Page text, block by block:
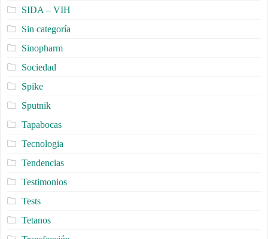
SIDA – VIH
Sin categoría
Sinopharm
Sociedad
Spike
Sputnik
Tapabocas
Tecnologia
Tendencias
Testimonios
Tests
Tetanos